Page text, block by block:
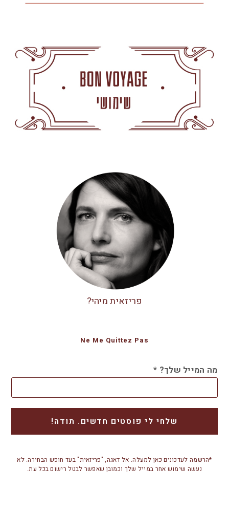
פריזאית מיהי?
Ne Me Quittez Pas
מה המייל שלך? *
*הרשמה לעדכונים כאן למעלה. אל דאגה, "פריזאית" בעד חופש הבחירה. לא
נעשה שימוש אחר במייל שלך וכמובן שאפשר לבטל רישום בכל עת.